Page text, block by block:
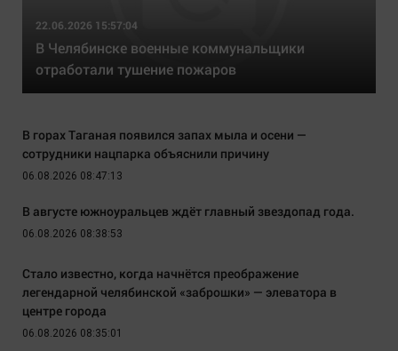
22.06.2026 15:57:04
В Челябинске военные коммунальщики
отработали тушение пожаров
В горах Таганая появился запах мыла и осени —
сотрудники нацпарка объяснили причину
06.08.2026 08:47:13
В августе южноуральцев ждёт главный звездопад года.
06.08.2026 08:38:53
Стало известно, когда начнётся преображение
легендарной челябинской «заброшки» — элеватора в
центре города
06.08.2026 08:35:01